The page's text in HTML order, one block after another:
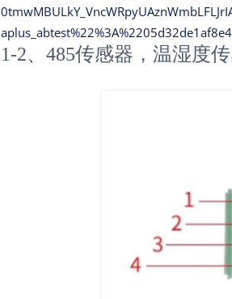
1-2、485传感器，温湿度